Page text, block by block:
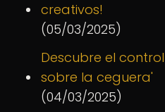
creativos!
(05/03/2025)
Descubre el
sobre la ceguera'
(04/03/2025)